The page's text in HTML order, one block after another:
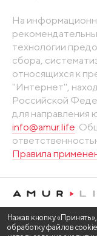
На
технологии
сбора,
относящихся к
"Интернет",
Российской
для направления
info@amur.life .
Правила
Нажав кнопку
обработку файлов